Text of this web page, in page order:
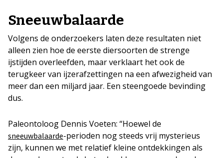
Sneeuwbalaarde
Volgens de onderzoekers laten deze resultaten niet
alleen zien hoe de eerste diersoorten de strenge
ijstijden overleefden, maar verklaart het ook de
terugkeer van ijzerafzettingen na een afwezigheid van
meer dan een miljard jaar. Een steengoede bevinding
dus.
Paleontoloog Dennis Voeten: “Hoewel de
sneeuwbalaarde-perioden nog steeds vrij mysterieus
zijn, kunnen we met relatief kleine ontdekkingen als